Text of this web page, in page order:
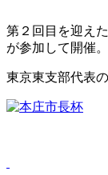
第２回目を迎え
が参加して開催。
東京東支部代表